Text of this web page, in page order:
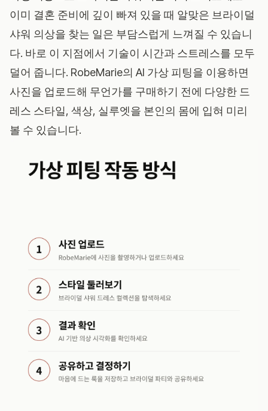
이미 결혼 준비에 깊이 빠져 있을 때 알맞은 브라이덜
샤워 의상을 찾는 일은 부담스럽게 느껴질 수 있습니
다. 바로 이 지점에서 기술이 시간과 스트레스를 모두
덜어 줍니다. RobeMarie의 AI 가상 피팅을 이용하면
사진을 업로드해 무언가를 구매하기 전에 다양한 드
레스 스타일, 색상, 실루엣을 본인의 몸에 입혀 미리
볼 수 있습니다.